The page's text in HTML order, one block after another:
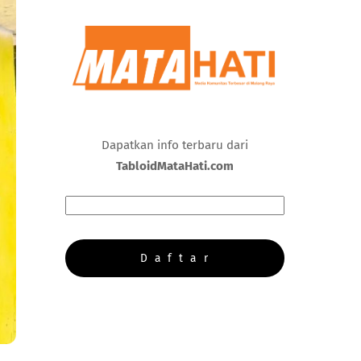
Dapatkan info terbaru dari
TabloidMataHati.com